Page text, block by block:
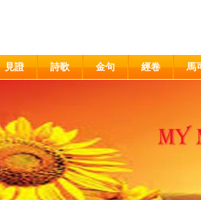
見證 詩歌 金句 經卷 馬